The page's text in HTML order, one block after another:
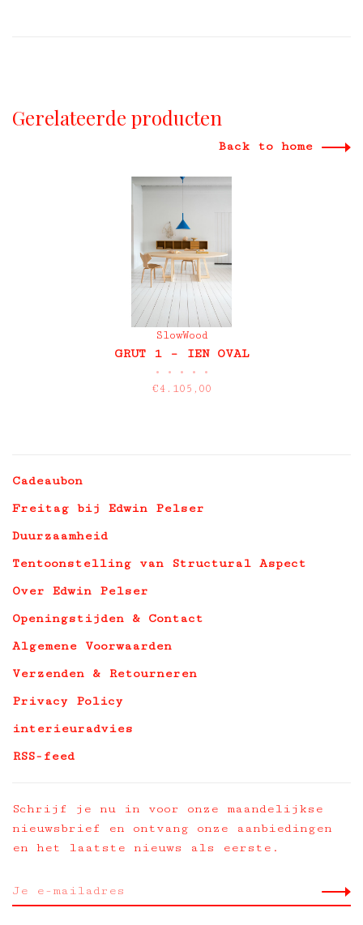
Gerelateerde producten
Back to home
SlowWood
GRUT 1 – IEN OVAL
• • • • •
€4.105,00
Cadeaubon
Freitag bij Edwin Pelser
Duurzaamheid
Tentoonstelling van Structural Aspect
Over Edwin Pelser
Openingstijden & Contact
Algemene Voorwaarden
Verzenden & Retourneren
Privacy Policy
interieuradvies
RSS-feed
Schrijf je nu in voor onze maandelijkse
nieuwsbrief en ontvang onze aanbiedingen
en het laatste nieuws als eerste.